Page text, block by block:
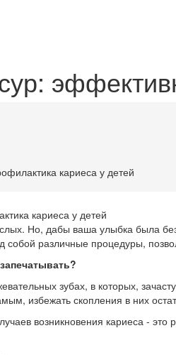
кариеса у детей
Но, дабы ваша улыбка была
собой различные процедуры,
зубах, в которых,
избежать скопления в них
возникновения кариеса -